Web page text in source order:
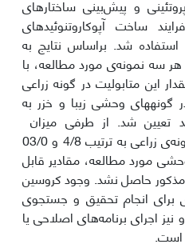
و پیش‌بینی ساختارهای
ساخت آپوکاروتنوئیدهای
گفته‌شده به‌صورت In silico استفاده شد. براساس نتایج به
سه نمونه‌‌ی مورد مطالعه، با
این متابولیت در گونه زراعی
گونه­های وحشی زیبا و خزر به
تعیین شد. از طرفی میزان
پیکروکروسین و سافرانال در گونه‌ی زراعی به ترتیب 4/8 و 03/0
مورد مطالعه، مقادیر قابل
مذکور حاصل نشد. وجود کروسین
برای انجام تحقیق و جستجوی
نیز اجرای برنامه‌های اصلاحی یا
است.